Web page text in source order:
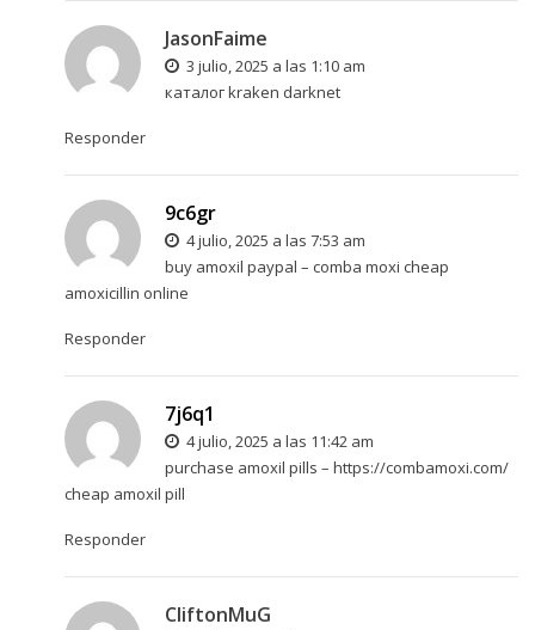
JasonFaime
3 julio, 2025 a las 1:10 am
каталогkraken darknet
Responder
9c6gr
4 julio, 2025 a las 7:53 am
buy amoxil paypal – comba moxi cheap
amoxicillin online
Responder
7j6q1
4 julio, 2025 a las 11:42 am
purchase amoxil pills – https://combamoxi.com/
cheap amoxil pill
Responder
CliftonMuG